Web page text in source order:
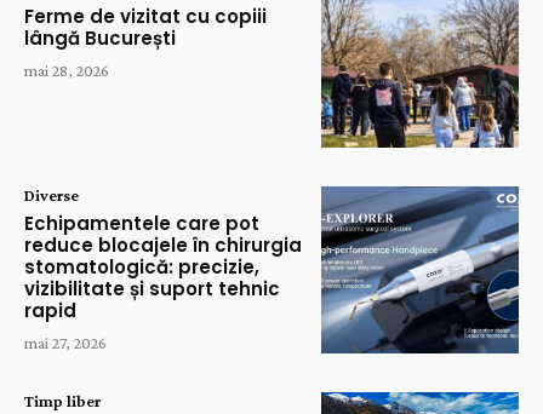
Ferme de vizitat cu copiii
lângă București
mai 28, 2026
Diverse
Echipamentele care pot
reduce blocajele în chirurgia
stomatologică: precizie,
vizibilitate și suport tehnic
rapid
mai 27, 2026
Timp liber